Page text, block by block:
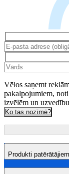
Vēlos saņemt
pakalpojumiem,
izvēlēm un
Ko tas nozīmē?
Produkti patērātājiem